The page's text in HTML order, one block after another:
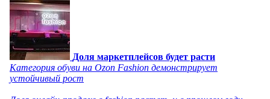
Доля маркетплейсов будет расти
Категория обуви на Ozon Fashion демонстрирует
устойчивый рост